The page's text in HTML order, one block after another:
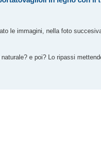
le immagini, nella foto
e poi? Lo ripassi